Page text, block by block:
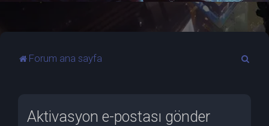
Forum ana sayfa
Aktivasyon e-postası gönder